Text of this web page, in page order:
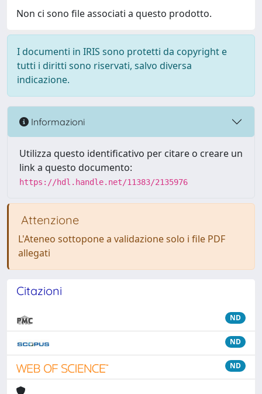
Non ci sono file associati a questo prodotto.
I documenti in IRIS sono protetti da copyright e
tutti i diritti sono riservati, salvo diversa
indicazione.
Informazioni
Utilizza questo identificativo per citare o creare un
link a questo documento:
https://hdl.handle.net/11383/2135976
Attenzione
L'Ateneo sottopone a validazione solo i file PDF
allegati
Citazioni
ND
ND
ND